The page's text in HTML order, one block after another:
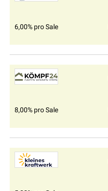
6,00% pro Sale
8,00% pro Sale